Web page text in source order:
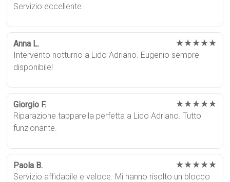
Servizio eccellente.
Anna L. ★★★★★
Intervento notturno a Lido Adriano. Eugenio sempre
disponibile!
Giorgio F. ★★★★★
Riparazione tapparella perfetta a Lido Adriano. Tutto
funzionante.
Paola B. ★★★★★
Servizio affidabile e veloce. Mi hanno risolto un blocco